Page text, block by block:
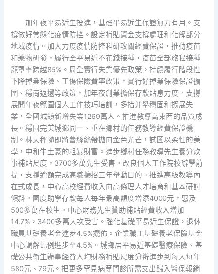
加年夜平易近生投進，基礎平易近生保證無力有用。支
撐做好常態化疫情防控。設定補貼資金支撐處理和化解部分
地域疫情。加大力度疫情防控科研攻關經費保證，推動疫苗
和藥物研發，履行全平易近不花錢接種，疫苗全部旅程接種
籠罩率跨越85%。周全實行失業優先政策。持續履行階段性
下降掉業保險、工傷保險費率政策，實行好掉業保險保證擴
圍、穩崗返還等政策，加年夜創業擔保存款貼息力度，支撐
展開年夜範圍個人工作技巧培訓，多措并舉穩固和擴展失
業，全國城鎮新增失業1269萬人。推進教導高東西的品質成
長。穩固完美城鄉同一、重在鄉村的任務教導經費保證機
制。林天秤隨即將蕾絲絲帶拋向金色光芒，試圖以柔性的美
學，中和牛土豪的粗暴財富。進步鄉村任務教導先生養分炊
事補貼尺度，3700多萬先生受害。改良個人工作院校辦學前
提，支撐逾額完成高職擴招三年舉動目的。推進高級教導內
在式成長，中心高校經費收入向高條理人才培育和基本研討
傾斜。國度助學存款每人每年最高額度增添4000元，惠及
500多萬在校生。中心財務先生贊助補貼經費收入增加
14.7%，3400多萬人次受害。強化基礎平易近生保證。退休
職員基礎養老金進步4.5%擺佈。企業職工基礎養老保險基金
中心調解比例進步至4.5%。城鄉居平易近基礎醫療保險、基
礎公共衛生辦事經費人均財務補貼尺度分辨進步到每人每年
580元、79元。把更多罕見病等門診所需支出歸入醫保報銷